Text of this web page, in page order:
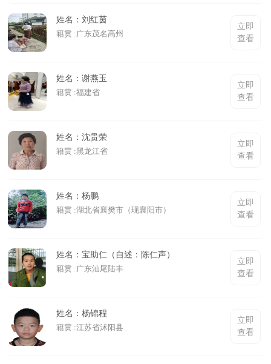
姓名：刘红茵
籍贯 :广东茂名高州
立即
查看
姓名：谢燕玉
籍贯 :福建省
立即
查看
姓名：沈贵荣
籍贯 :黑龙江省
立即
查看
姓名：杨鹏
籍贯 :湖北省襄樊市（现襄阳市）
立即
查看
姓名：宝助仁（自述：陈仁声）
籍贯 :广东汕尾陆丰
立即
查看
姓名：杨锦程
籍贯 :江苏省沭阳县
立即
查看